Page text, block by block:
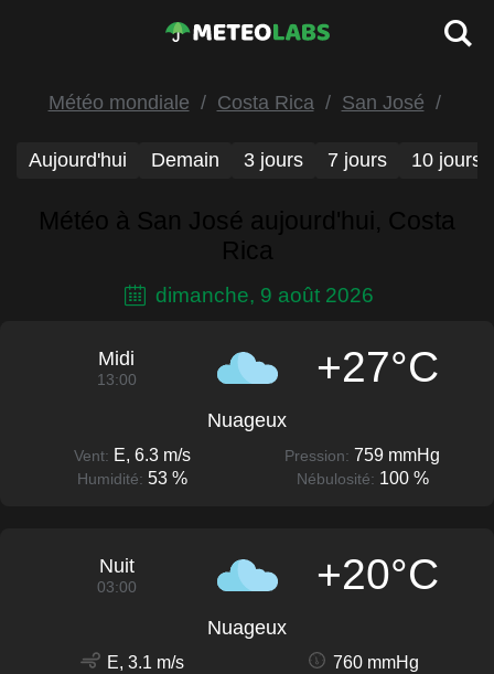
Météo mondiale Costa Rica San José
Aujourd'hui Demain 3 jours 7 jours 10 jours
Météo à San José aujourd'hui, Costa
Rica
dimanche, 9 août 2026
Midi
13:00 +27°C
Nuageux
Vent: E, 6.3 m/s Pression: 759 mmHg
Humidité: 53 % Nébulosité: 100 %
Nuit
03:00 +20°C
Nuageux
E, 3.1 m/s
760 mmHg